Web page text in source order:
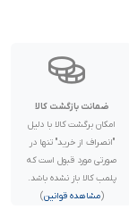
ضمانت بازگشت کالا
امکان برگشت کالا با دلیل
"انصراف از خرید" تنها در
صورتی مورد قبول است که
پلمب کالا باز نشده باشد.
(مشاهده قوانین)